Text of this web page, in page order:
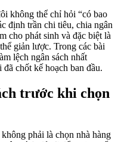
không thể chỉ hỏi “có bao
định trần chi tiêu, chia ngân
cho phát sinh và đặc biệt là
giản lược. Trong các bài
lệch ngân sách nhất
chốt kế hoạch ban đầu.
trước khi chọn
phải là chọn nhà hàng